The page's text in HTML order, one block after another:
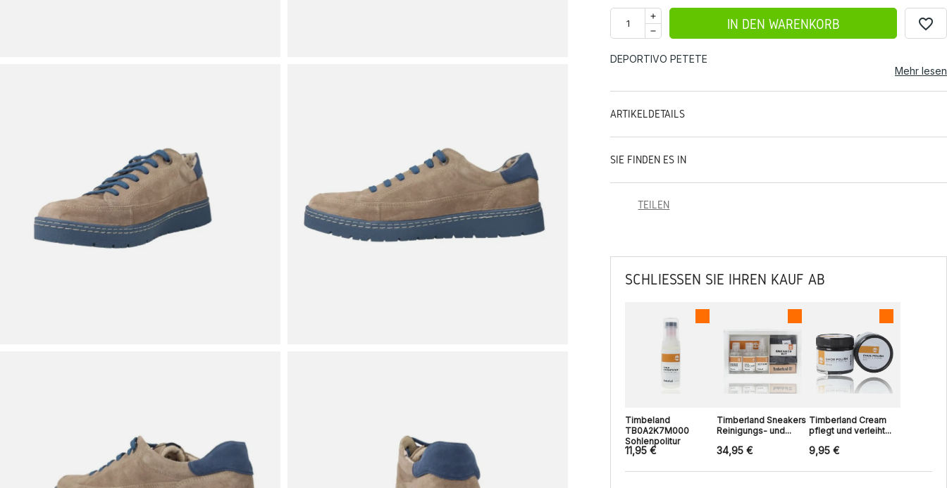
IN DEN WARENKORB favorite_border
DEPORTIVO PETETE
Mehr lesen
ARTIKELDETAILS
SIE FINDEN ES IN
TEILEN
SCHLIESSEN SIE IHREN KAUF AB
Timbeland
TB0A2K7M000
Sohlenpolitur
11,95 €
Timberland Sneakers
Reinigungs- und...
34,95 €
Timberland Cream
pflegt und verleiht...
9,95 €